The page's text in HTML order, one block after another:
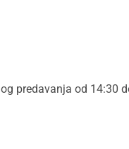
predavanja od 14:30